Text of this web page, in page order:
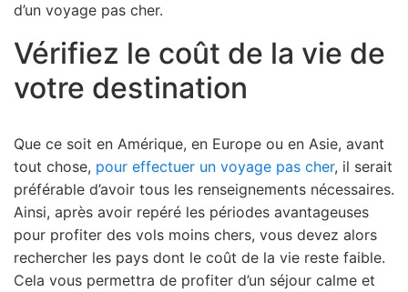
d’un voyage pas cher.
Vérifiez le coût de la vie de
votre destination
Que ce soit en Amérique, en Europe ou en Asie, avant
tout chose, pour effectuer un voyage pas cher, il serait
préférable d’avoir tous les renseignements nécessaires.
Ainsi, après avoir repéré les périodes avantageuses
pour profiter des vols moins chers, vous devez alors
rechercher les pays dont le coût de la vie reste faible.
Cela vous permettra de profiter d’un séjour calme et